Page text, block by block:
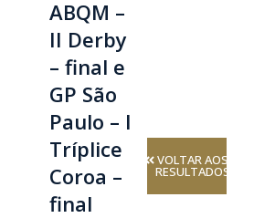
ABQM –
II Derby
– final e
GP São
Paulo – I
Tríplice
Coroa –
final
VOLTAR AOS
RESULTADOS